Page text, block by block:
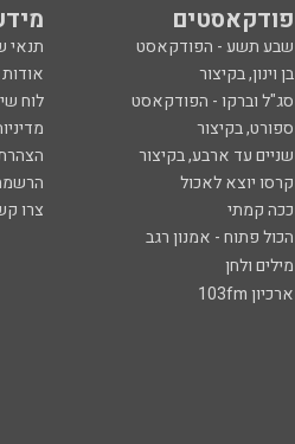
פודקאסטים
שבע תשע - הפודקאסט
תנאי
בן וינון, בקיצור
אודות
סג"ל וברקו - הפודקאסט
לוח
ספורט, בקיצור
שניים עד ארבע, בקיצור
קרסו יוצא לאכול
ככה קמתי
צרו
הכול פתוח - אמנון רגב
מילים ולחן
ארכיון 103fm